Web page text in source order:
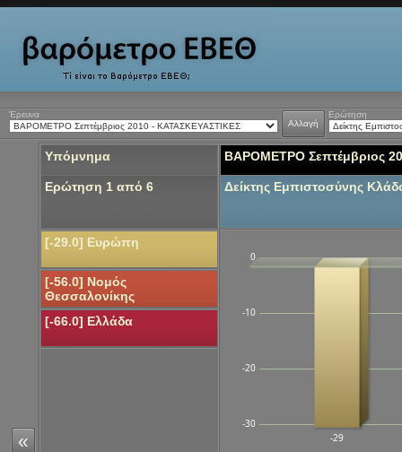
Έρευνα
Αλλαγή
Ερώτηση
«
Υπόμνημα
Ερώτηση 1 από 6
[-29.0] Ευρώπη
[-56.0] Νομός
Θεσσαλονίκης
[-66.0] Ελλάδα
ΒΑΡΟΜΕΤΡΟ Σεπτέμβριος
Δείκτης Εμπιστοσύνης
-30
-20
-10
0
-29